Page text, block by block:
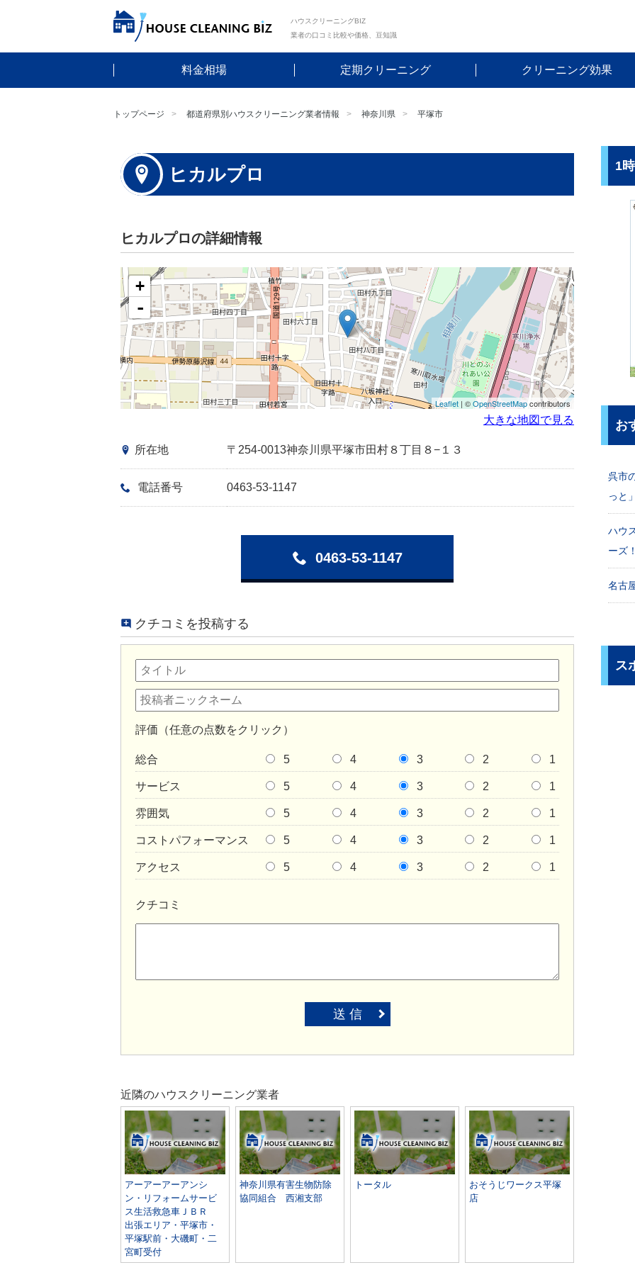
ハウスクリーニングBIZ
業者の口コミ比較や価格、豆知識
料金相場 定期クリーニング クリーニング効果
トップページ 都道府県別ハウスクリーニング業者情報 神奈川県 平塚市
ヒカルプロ
ヒカルプロの詳細情報
+
-
Leaflet | ©OpenStreetMapcontributors
大きな地図で見る
所在地 〒254-0013神奈川県平塚市田村８丁目８−１３
電話番号 0463-53-1147
0463-53-1147
クチコミを投稿する
評価（任意の点数をクリック）
総合 5 4 3 2 1
サービス 5 4 3 2 1
雰囲気 5 4 3 2 1
コストパフォーマンス 5 4 3 2 1
アクセス 5 4 3 2 1
クチコミ
送 信
近隣のハウスクリーニング業者
アーアーアーアンシ
ン・リフォームサービ
ス生活救急車ＪＢＲ
出張エリア・平塚市・
平塚駅前・大磯町・二
宮町受付
神奈川県有害生物防除
協同組合 西湘支部
トータル
おそうじワークス平塚
店
1
お
呉市
っと」
ハウ
ーズ！
名古
ス